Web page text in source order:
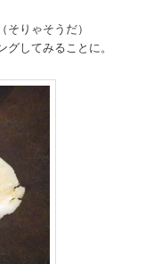
りゃそうだ）
してみることに。